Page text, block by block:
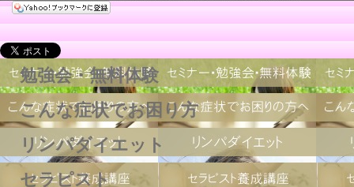
勉強会・無料体験
こんな症状でお困り方
リンパダイエット
セラピスト